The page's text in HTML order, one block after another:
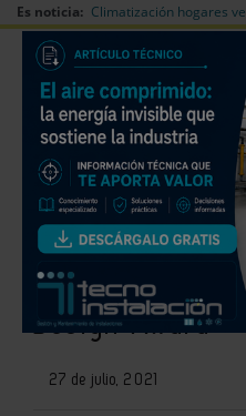
Es noticia: Climatización hogares
Redes Sociales Es
El plato de
Olona,
Design Award
27 de julio, 2021